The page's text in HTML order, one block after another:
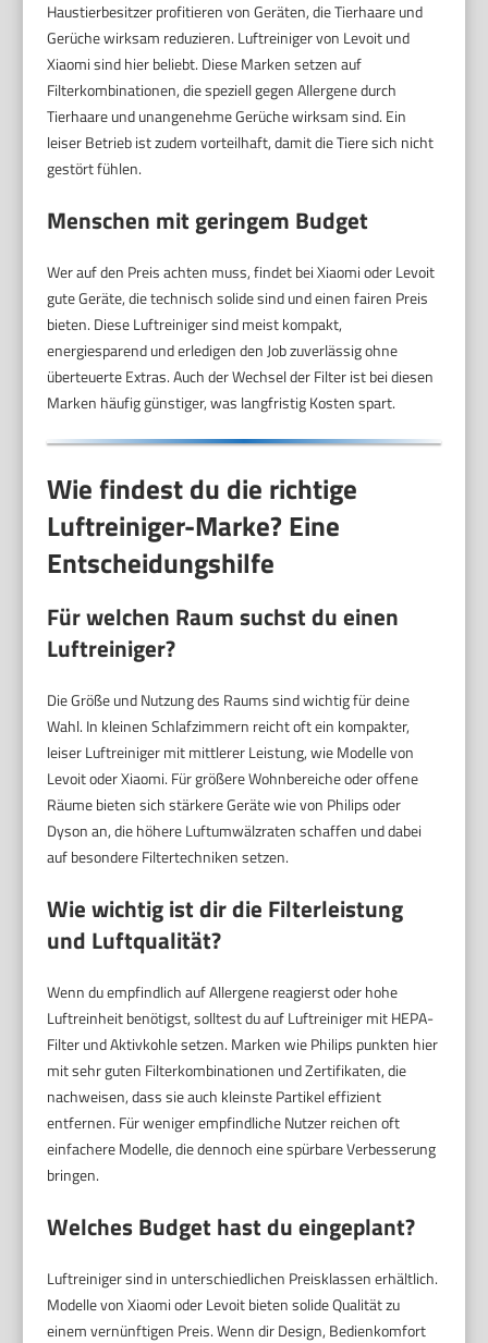
Haustierbesitzer profitieren von Geräten, die Tierhaare und
Gerüche wirksam reduzieren. Luftreiniger von Levoit und
Xiaomi sind hier beliebt. Diese Marken setzen auf
Filterkombinationen, die speziell gegen Allergene durch
Tierhaare und unangenehme Gerüche wirksam sind. Ein
leiser Betrieb ist zudem vorteilhaft, damit die Tiere sich nicht
gestört fühlen.
Menschen mit geringem Budget
Wer auf den Preis achten muss, findet bei Xiaomi oder Levoit
gute Geräte, die technisch solide sind und einen fairen Preis
bieten. Diese Luftreiniger sind meist kompakt,
energiesparend und erledigen den Job zuverlässig ohne
überteuerte Extras. Auch der Wechsel der Filter ist bei diesen
Marken häufig günstiger, was langfristig Kosten spart.
Wie findest du die richtige
Luftreiniger-Marke? Eine
Entscheidungshilfe
Für welchen Raum suchst du einen
Luftreiniger?
Die Größe und Nutzung des Raums sind wichtig für deine
Wahl. In kleinen Schlafzimmern reicht oft ein kompakter,
leiser Luftreiniger mit mittlerer Leistung, wie Modelle von
Levoit oder Xiaomi. Für größere Wohnbereiche oder offene
Räume bieten sich stärkere Geräte wie von Philips oder
Dyson an, die höhere Luftumwälzraten schaffen und dabei
auf besondere Filtertechniken setzen.
Wie wichtig ist dir die Filterleistung
und Luftqualität?
Wenn du empfindlich auf Allergene reagierst oder hohe
Luftreinheit benötigst, solltest du auf Luftreiniger mit HEPA-
Filter und Aktivkohle setzen. Marken wie Philips punkten hier
mit sehr guten Filterkombinationen und Zertifikaten, die
nachweisen, dass sie auch kleinste Partikel effizient
entfernen. Für weniger empfindliche Nutzer reichen oft
einfachere Modelle, die dennoch eine spürbare Verbesserung
bringen.
Welches Budget hast du eingeplant?
Luftreiniger sind in unterschiedlichen Preisklassen erhältlich.
Modelle von Xiaomi oder Levoit bieten solide Qualität zu
einem vernünftigen Preis. Wenn dir Design, Bedienkomfort